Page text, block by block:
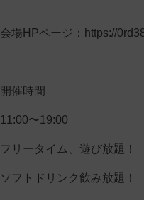
会場HPページ：https://
開催時間
11:00〜19:00
フリータイム、遊び放題！
ソフトドリンク飲み放題！